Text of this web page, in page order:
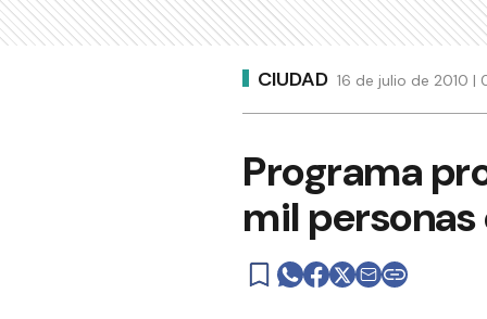
CIUDAD 16 de julio de 2010 |
Programa
mil personas